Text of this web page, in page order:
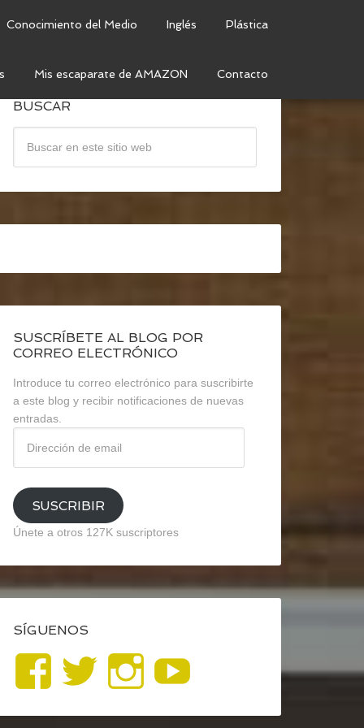
Conocimiento del Medio Inglés Plástica
Mis escaparate de AMAZON Contacto
BUSCAR
SUSCRÍBETE AL BLOG POR
CORREO ELECTRÓNICO
Introduce tu correo electrónico para suscribirte
a este blog y recibir notificaciones de nuevas
entradas.
email
SUSCRIBIR
Únete a otros 127K suscriptores
SÍGUENOS
Ver
perfil
Ver
perfil
Ver
perfil
YouTube